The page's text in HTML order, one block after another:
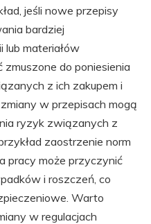
jeśli nowe przepisy
bardziej
materiałów
do poniesienia
z ich zakupem i
w przepisach mogą
ryzyk związanych z
zaostrzenie norm
pracy może przyczynić
i roszczeń, co
Warto
w regulacjach